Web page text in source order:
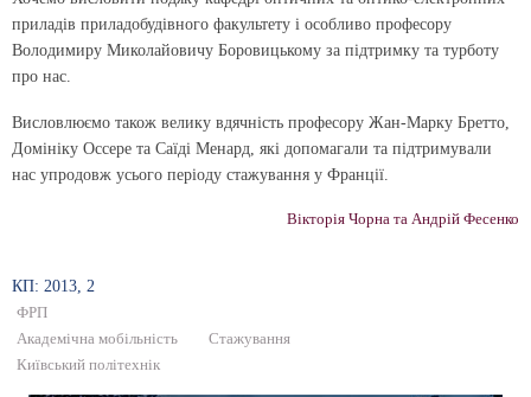
приладів приладобудівного факультету і особливо професору
Володимиру Миколайовичу Боровицькому за підтримку та турботу
про нас.
Висловлюємо також велику вдячність професору Жан-Марку Бретто,
Домініку Оссере та Саїді Менард, які допомагали та підтримували
нас упродовж усього періоду стажування у Франції.
Вікторія Чорна та Андрій Фесенко
КП: 2013, 2
ФРП
Академічна мобільність
Стажування
Київський політехнік